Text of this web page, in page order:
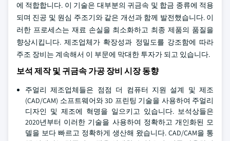
에 적합합니다. 이 기술은 대부분의 귀금속 및 합금 종류에 적용
되며 진공 및 원심 주조기와 같은 개선과 함께 발전했습니다. 이
러한 프로세스는 재료 손실을 최소화하고 최종 제품의 품질을
향상시킵니다. 제조업체가 확장성과 정밀도를 강조함에 따라
주조 장비는 계속해서 이 부문에 막대한 투자가 되고 있습니다.
보석 제작 및 귀금속 가공 장비 시장 동향
주얼리 제조업체들은 점점 더 컴퓨터 지원 설계 및 제조
(CAD/CAM) 소프트웨어와 3D 프린팅 기술을 사용하여 주얼리
디자인 및 제조에 혁명을 일으키고 있습니다. 보석상들은
2020년부터 이러한 기술을 사용하여 정확하고 개인화된 모
델을 보다 빠르고 정확하게 생산해 왔습니다. CAD/CAM을 통